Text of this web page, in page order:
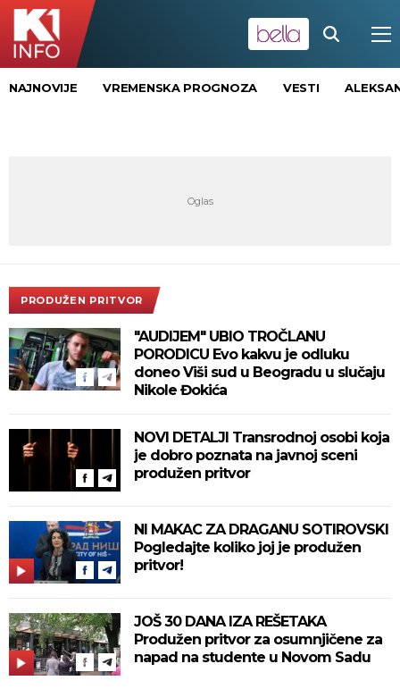
NAJNOVIJE VREMENSKA PROGNOZA VESTI
PRODUŽEN PRITVOR
"AUDIJEM" UBIO TROČLANU
PORODICU Evo kakvu je odluku
doneo Viši sud u Beogradu u slučaju
Nikole Đokića
NOVI DETALJI Transrodnoj osobi koja
je dobro poznata na javnoj sceni
produžen pritvor
NI MAKAC ZA DRAGANU SOTIROVSKI
Pogledajte koliko joj je produžen
pritvor!
JOŠ 30 DANA IZA REŠETAKA
Produžen pritvor za osumnjičene za
napad na studente u Novom Sadu